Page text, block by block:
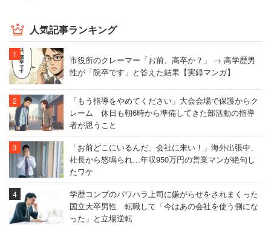
人気記事ランキング
市役所のクレーマー「お前、高卒か？」 → 高学歴男
性が「院卒です」と答えた結果【実録マンガ】
「もう指導をやめてください」大会会場で保護からク
レーム 休日も朝6時から準備してきた部活動の指導
者が思うこと
「お前どこにいるんだ、会社に来い！」海外出張中、
社長から怒鳴られ…年収950万円の営業マンが絶句し
たワケ
学歴コンプのパワハラ上司に嫌がらせをされまくった
国立大卒男性 転職して「今はあの会社を使う側にな
った」と立場逆転